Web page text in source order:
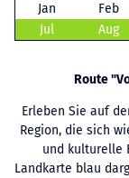
Jan Feb
Jul
Aug
Route
Erleben Sie auf
Region, die sich
und kulturelle
Landkarte blau